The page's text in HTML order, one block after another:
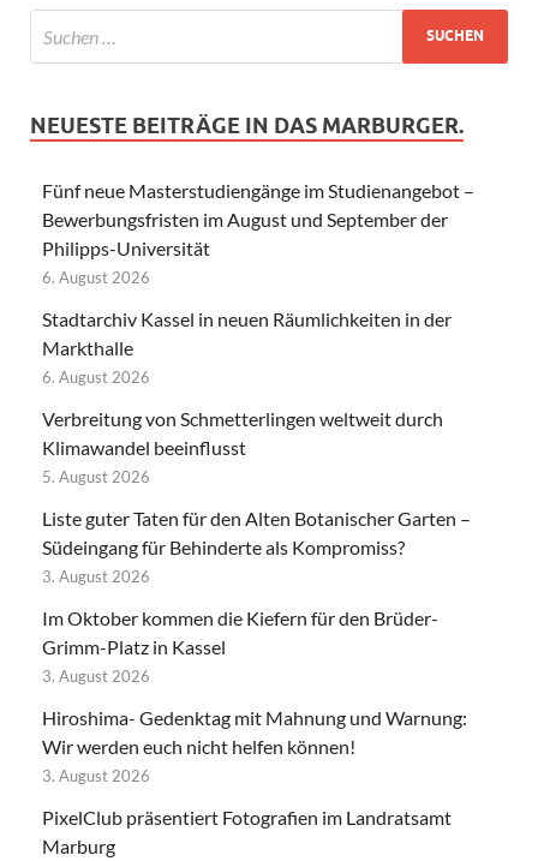
NEUESTE BEITRÄGE IN DAS MARBURGER.
Fünf neue Masterstudiengänge im Studienangebot –
Bewerbungsfristen im August und September der
Philipps-Universität
6. August 2026
Stadtarchiv Kassel in neuen Räumlichkeiten in der
Markthalle
6. August 2026
Verbreitung von Schmetterlingen weltweit durch
Klimawandel beeinflusst
5. August 2026
Liste guter Taten für den Alten Botanischer Garten –
Südeingang für Behinderte als Kompromiss?
3. August 2026
Im Oktober kommen die Kiefern für den Brüder-
Grimm-Platz in Kassel
3. August 2026
Hiroshima- Gedenktag mit Mahnung und Warnung:
Wir werden euch nicht helfen können!
3. August 2026
PixelClub präsentiert Fotografien im Landratsamt
Marburg